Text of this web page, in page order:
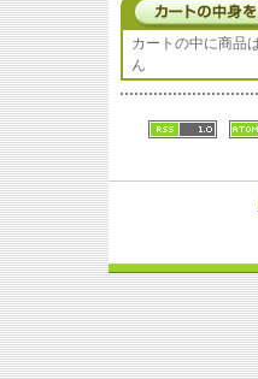
カートの中に商品
ん